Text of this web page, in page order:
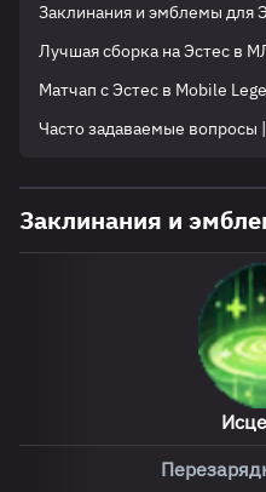
Заклинания и эмблемы для
Лучшая сборка на Эстес в
Матчап c Эстес в Mobile
Часто задаваемые вопросы |
Заклинания и